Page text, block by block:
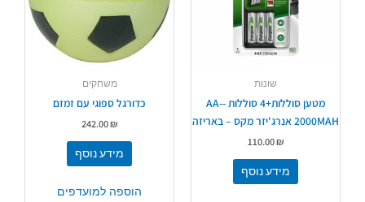
שונות
מטען סוללות+4 סוללות -AA-
2000MAH אנרג'יזר מקס – באריזה
110.00₪
מידע נוסף
משחקים
כדורגל ספוגי עם זמזם
242.00₪
מידע נוסף
הוספה למועדפים